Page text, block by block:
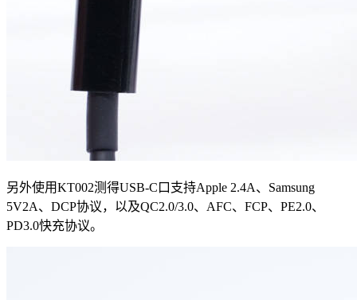
另外使用KT002测得USB-C口支持Apple 2.4A、Samsung
5V2A、DCP协议，以及QC2.0/3.0、AFC、FCP、PE2.0、
PD3.0快充协议。